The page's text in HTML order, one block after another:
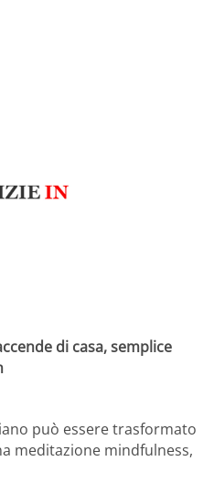
di casa, semplice
può essere trasformato
meditazione mindfulness,